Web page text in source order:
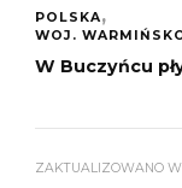
POLSKA
WOJ.
W Buczyńcu
ZAKTUALIZOWANO